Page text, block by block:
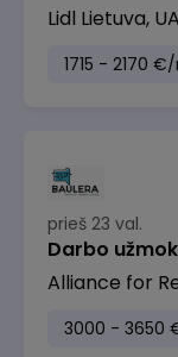
Lidl Lietuva,
1715 - 2170
prieš 23 val.
Darbo
Alliance for
3000 - 3650